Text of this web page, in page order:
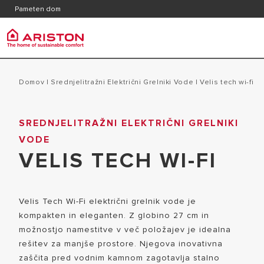
Pameten dom
Ariston Group
ZAPOSLITEV
produkti | CATEGORIES
GRELNIKI VODE
PLINSKI KOTLI
TOPLOTNE ČRPALKE
VENTILOKONVEKTORJI
REZERVOARJI
TERMOREGULACIJA
MALI
Domov | Srednjelitražni Električni Grelniki Vode | velis tech wi-fi
SREDNJELITRAŽNI ELEKTRIČNI GRELNIKI
VODE
VELIS TECH WI-FI
Velis Tech Wi-Fi električni grelnik vode je
kompakten in eleganten. Z globino 27 cm in
možnostjo namestitve v več položajev je idealna
rešitev za manjše prostore. Njegova inovativna
zaščita pred vodnim kamnom zagotavlja stalno